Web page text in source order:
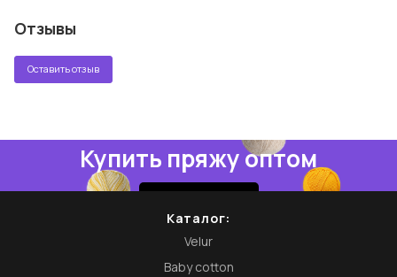
Отзывы
Оставить отзыв
Купить пряжу оптом
Каталог:
Velur
Baby cotton